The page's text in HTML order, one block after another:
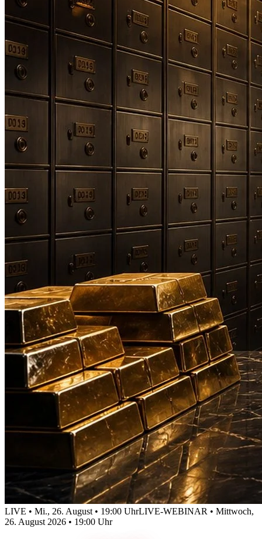
LIVE • Mi., 26. August • 19:00 UhrLIVE-WEBINAR • Mittwoch,
26. August 2026 • 19:00 Uhr